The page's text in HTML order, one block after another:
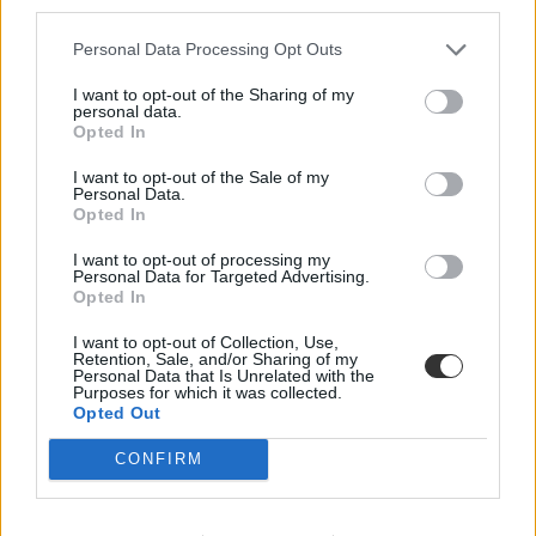
Personal Data Processing Opt Outs
I want to opt-out of the Sharing of my
personal data.
Opted In
I want to opt-out of the Sale of my
Personal Data.
Opted In
I want to opt-out of processing my
Personal Data for Targeted Advertising.
Opted In
I want to opt-out of Collection, Use,
Retention, Sale, and/or Sharing of my
Personal Data that Is Unrelated with the
Purposes for which it was collected.
Opted Out
CONFIRM
2026
hosszú hétvégék
Magyar Közlöny
munkanap